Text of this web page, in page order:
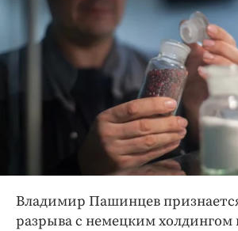
Владимир Пашинцев
разрыва с немецким холдингом